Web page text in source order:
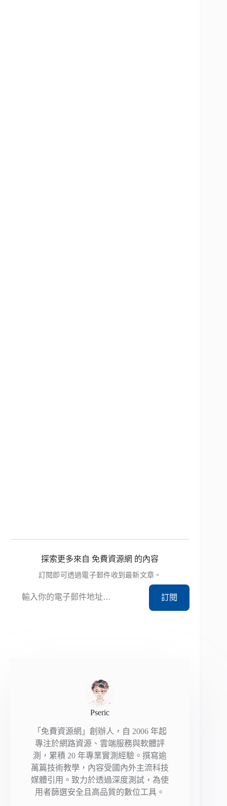
探索更多來自 免費資源網 的內容
訂閱即可透過電子郵件收到最新文章。
訂閱
Pseric
「免費資源網」創辦人，自 2006 年起
專注於網路資源、雲端服務與軟體評
測，累積 20 年專業實測經驗。撰寫逾
萬篇技術教學，內容受國內外主流科技
媒體引用。致力於透過深度測試，為使
用者篩選安全且高品質的數位工具。